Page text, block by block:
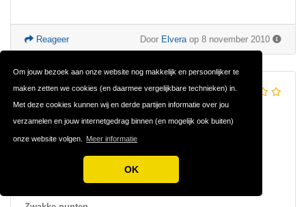
Om jouw bezoek aan onze website nog makkelijk en persoonlijker te
maken zetten we cookies (en daarmee vergelijkbare technieken) in.
Met deze cookies kunnen wij en derde partijen informatie over jou
verzamelen en jouw internetgedrag binnen (en mogelijk ook buiten)
onze website volgen. Meer informatie
OK
Door Elvera op 8 november 2010
Reageer
MR.